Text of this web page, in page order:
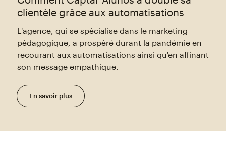
clientèle grâce aux automatisations
L'agence, qui se spécialise dans le marketing
pédagogique, a prospéré durant la pandémie en
recourant aux automatisations ainsi qu'en affinant
son message empathique.
En savoir plus